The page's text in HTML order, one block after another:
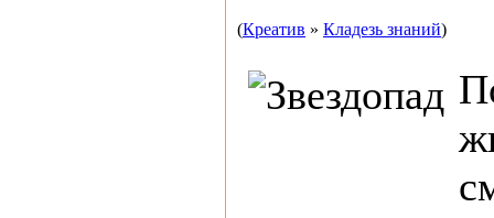
(Креатив » Кладезь знаний)